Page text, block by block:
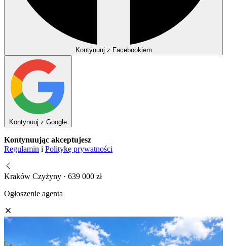
Kontynuuj z Facebookiem
Kontynuuj z Google
Kontynuując akceptujesz
Regulamin i Politykę prywatności
Kraków Czyżyny · 639 000 zł
Ogłoszenie agenta